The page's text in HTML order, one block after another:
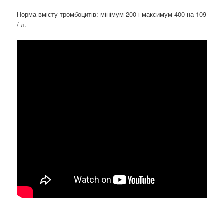
Норма вмісту тромбоцитів: мінімум 200 і максимум 400 на 109
/ л.